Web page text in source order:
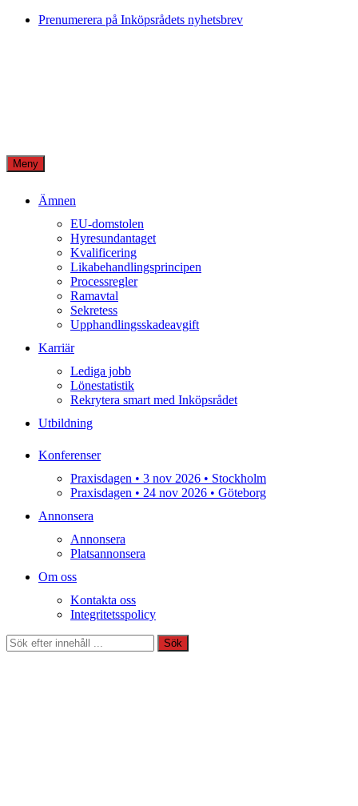
Skip
Prenumerera på Inköpsrådets nyhetsbrev
Meny
Ämnen
EU-domstolen
Hyresundantaget
Kvalificering
Likabehandlingsprincipen
Processregler
Ramavtal
Sekretess
Upphandlingsskadeavgift
Karriär
Lediga jobb
Lönestatistik
Rekrytera smart med Inköpsrådet
Utbildning
Konferenser
Praxisdagen • 3 nov 2026 • Stockholm
Praxisdagen • 24 nov 2026 • Göteborg
Annonsera
Annonsera
Platsannonsera
Om oss
Kontakta oss
Integritetsspolicy
Sök
Sök